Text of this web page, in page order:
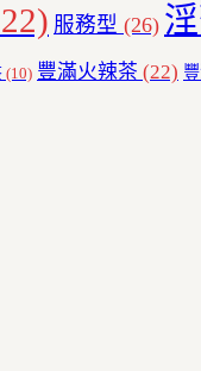
服務型 (26)
(10) 豐滿火辣茶 (22)